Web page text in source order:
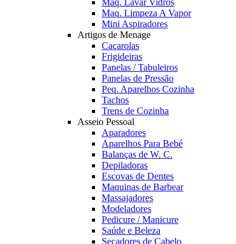
Maq. Lavar Vidros
Maq. Limpeza A Vapor
Mini Aspiradores
Artigos de Menage
Caçarolas
Frigideiras
Panelas / Tabuleiros
Panelas de Pressão
Peq. Aparelhos Cozinha
Tachos
Trens de Cozinha
Asseio Pessoal
Aparadores
Aparelhos Para Bebé
Balanças de W. C.
Depiladoras
Escovas de Dentes
Maquinas de Barbear
Massajadores
Modeladores
Pedicure / Manicure
Saúde e Beleza
Secadores de Cabelo